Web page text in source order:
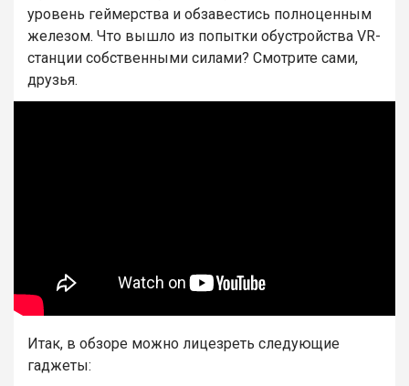
уровень геймерства и обзавестись полноценным
железом. Что вышло из попытки обустройства VR-
станции собственными силами? Смотрите сами,
друзья.
Итак, в обзоре можно лицезреть следующие
гаджеты: